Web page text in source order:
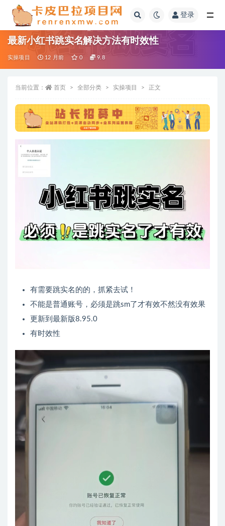
登录
最新小红书跳实名解决方法有时效性
实操项目 12 月前 0 9.8
当前位置： 首页 全部分类 实操项目 正文
有需要跳实名的的，抓紧去试！
不能是普通账号，必须是跳sm了才有效不然没有效果
更新到最新版8.95.0
有时效性
全部